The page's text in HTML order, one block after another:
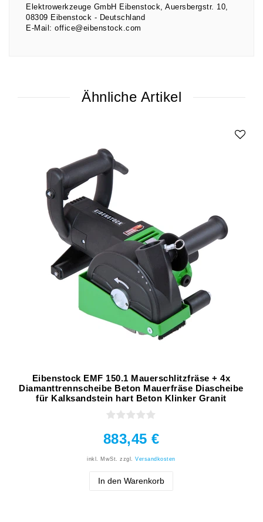
Elektrowerkzeuge GmbH Eibenstock
Auersbergstr. 10
08309 Eibenstock
Deutschland
E-Mail: office@eibenstock.com
Ähnliche Artikel
Eibenstock EMF 150.1 Mauerschlitzfräse + 4x
Diamanttrennscheibe Beton Mauerfräse Diascheibe
für Kalksandstein hart Beton Klinker Granit
883,45 €
inkl. MwSt. zzgl.Versandkosten
In den Warenkorb